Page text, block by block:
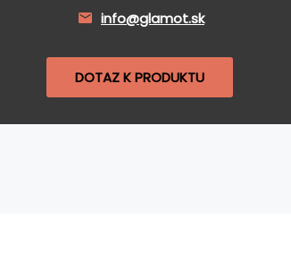
info@glamot.sk
DOTAZ K PRODUKTU